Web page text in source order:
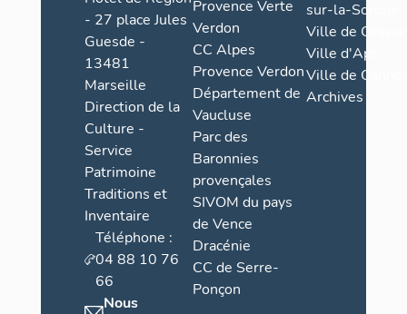
- 27 place Jules
Guesde -
13481
Marseille
Direction de la
Culture -
Service
Patrimoine
Traditions et
Inventaire
Téléphone :
04 88 10 76
66
Nous
Provence Verte
Verdon
CC Alpes
Provence Verdon
Département de
Vaucluse
Parc des
Baronnies
provençales
SIVOM du pays
de Vence
Dracénie
CC de Serre-
Ponçon
sur-la-Sorgue
Ville de Grasse
Ville d'Apt
Ville de
Archives